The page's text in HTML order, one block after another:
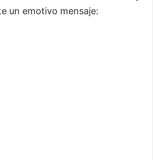
un emotivo mensaje: